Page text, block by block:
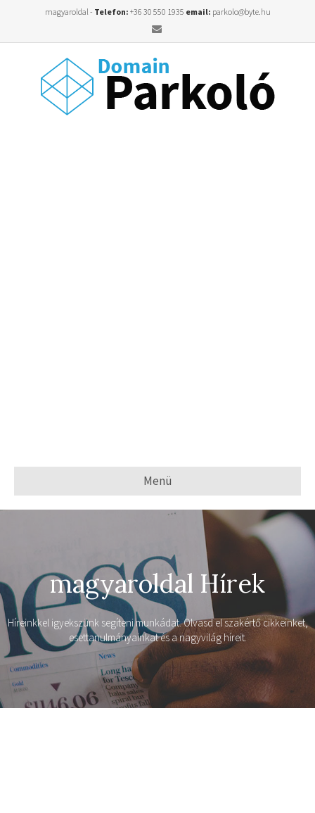
magyaroldal - Telefon: +36 30 550 1935 email: parkolo@byte.hu
Email
Menü
magyaroldal Hírek
Híreinkkel igyekszünk segíteni munkádat. Olvasd el szakértő cikkeinket,
esettanulmányainkat és a nagyvilág híreit.